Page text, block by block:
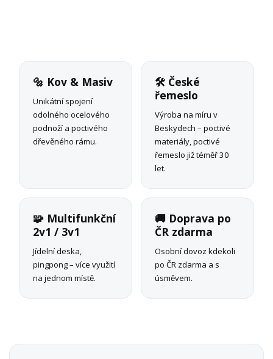
🔩 Kov & Masiv
Unikátní spojení
odolného ocelového
podnoží a poctivého
dřevěného rámu.
🛠 České
řemeslo
Výroba na míru v
Beskydech – poctivé
materiály, poctivé
řemeslo již téměř 30
let.
🧩 Multifunkční
2v1 / 3v1
Jídelní deska,
pingpong – více využití
na jednom místě.
🚚 Doprava po
ČR zdarma
Osobní dovoz kdekoli
po ČR zdarma a s
úsměvem.